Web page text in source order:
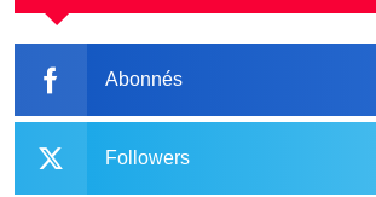
Abonnés
Followers